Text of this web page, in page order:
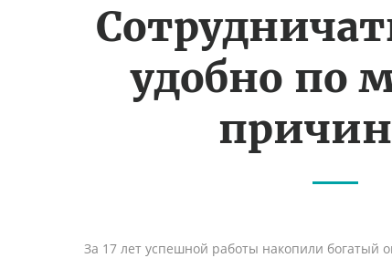
удобно по
За 17 лет успешной работы накопили богатый